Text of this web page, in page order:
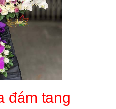
đám tang